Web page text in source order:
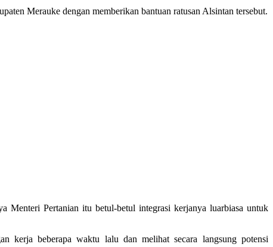
Merauke dengan memberikan bantuan ratusan Alsintan tersebut.
Menteri Pertanian itu betul-betul integrasi kerjanya luarbiasa untuk
kerja beberapa waktu lalu dan melihat secara langsung potensi